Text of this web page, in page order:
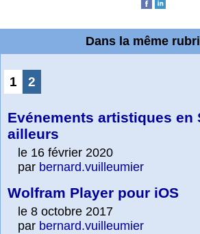
Dans la même
1 2
Evénements artistiques en
ailleurs
le 16 février 2020
par bernard.vuilleumier
Wolfram Player pour iOS
le 8 octobre 2017
par bernard.vuilleumier